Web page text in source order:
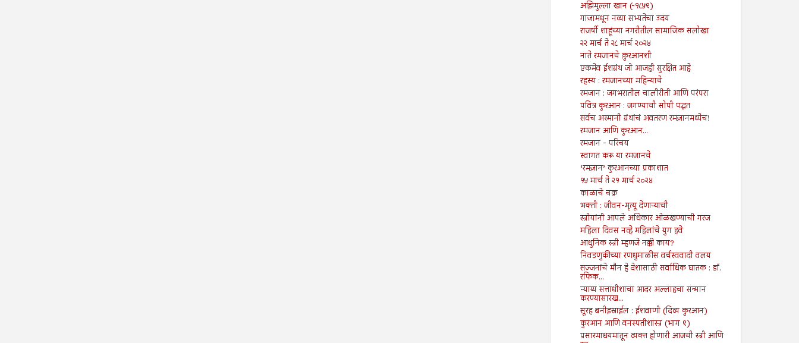
अझिमुल्ला खान (-१८५९)
गाजामधून नव्या सभ्यतेचा उदय
राजर्षी शाहूंच्या नगरीतील सामाजिक सलोखा
२२ मार्च ते २८ मार्च २०२४
नाते रमजानचे क़ुरआनशी
एकमेव ईशग्रंथ जो आजही सुरक्षित आहे
रहस्य : रमजानच्या महिन्याचे
रमजान : जगभरातील चालीरीती आणि परंपरा
पवित्र कुरआन : जगण्याची सोपी पद्धत
सर्वच अस्मानी ग्रंथांचं अवतरण रमज़ानमध्येच!
रमजान आणि कुरआन...
रमजान - परिचय
स्वागत करू या रमजानचे
‘रमज़ान’ कुरआनच्या प्रकाशात
१५ मार्च ते २१ मार्च २०२४
काळाचे चक्र
भक्ती : जीवन-मृत्यू देणाऱ्याची
स्त्रीयांनी आपले अधिकार ओळखण्याची गरज
महिला दिवस नव्हे महिलांचे युग हवे
आधुनिक स्त्री म्हणजे नक्की काय?
निवडणुकीच्या रणधुमाळीस वर्चस्ववादी वलय
सज्जनांचे मौन हे देशासाठी सर्वाधिक घातक : डॉ.
रफिक...
न्याय्य सत्ताधीशाचा आदर अल्लाहचा सन्मान
करण्यासारख...
सूरह बनीइस्राईल : ईशवाणी (दिव्य कुरआन)
कुरआन आणि वनस्पतीशास्त्र (भाग ९)
प्रसारमाधयमातून व्यक्त होणारी आजची स्त्री आणि